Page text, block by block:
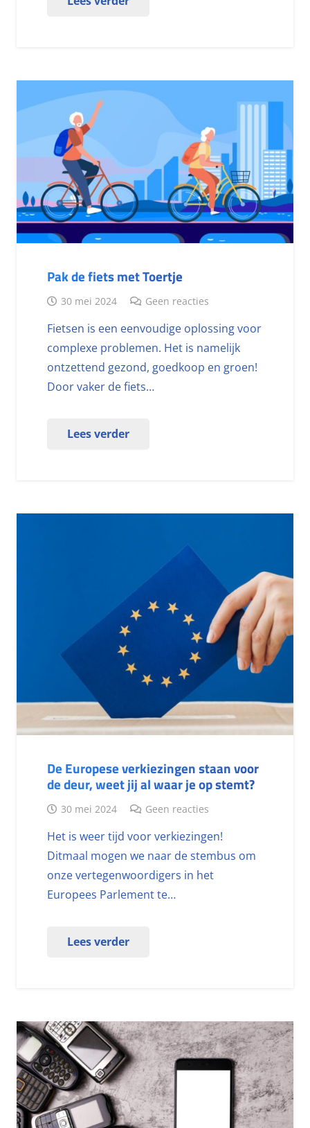
Pak de fiets met Toertje
30 mei 2024 Geen reacties
Fietsen is een eenvoudige oplossing voor
complexe problemen. Het is namelijk
ontzettend gezond, goedkoop en groen!
Door vaker de fiets…
Lees verder
De Europese verkiezingen staan voor
de deur, weet jij al waar je op stemt?
30 mei 2024 Geen reacties
Het is weer tijd voor verkiezingen!
Ditmaal mogen we naar de stembus om
onze vertegenwoordigers in het
Europees Parlement te…
Lees verder